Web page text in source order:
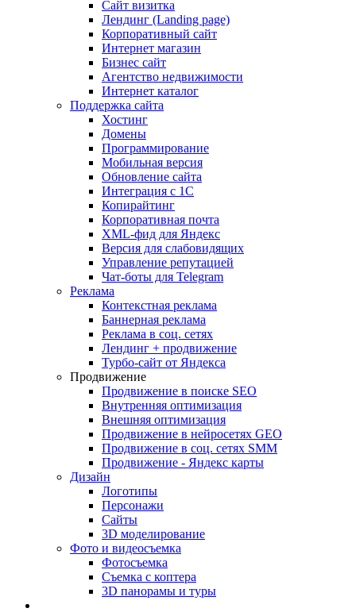
Сайт визитка
Лендинг (Landing page)
Корпоративный сайт
Интернет магазин
Бизнес сайт
Агентство недвижимости
Интернет каталог
Поддержка сайта
Хостинг
Домены
Программирование
Мобильная версия
Обновление сайта
Интеграция с 1С
Копирайтинг
Корпоративная почта
XML-фид для Яндекс
Версия для слабовидящих
Управление репутацией
Чат-боты для Telegram
Реклама
Контекстная реклама
Баннерная реклама
Реклама в соц. сетях
Лендинг + продвижение
Турбо-сайт от Яндекса
Продвижение
Продвижение в поиске SEO
Внутренняя оптимизация
Внешняя оптимизация
Продвижение в нейросетях GEO
Продвижение в соц. сетях SMM
Продвижение - Яндекс карты
Дизайн
Логотипы
Персонажи
Сайты
3D моделирование
Фото и видеосъемка
Фотосъемка
Съемка с коптера
3D панорамы и туры